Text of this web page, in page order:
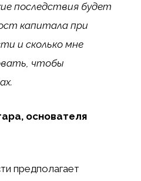
последствия будет
капитала при
и сколько мне
чтобы
основателя
предполагает